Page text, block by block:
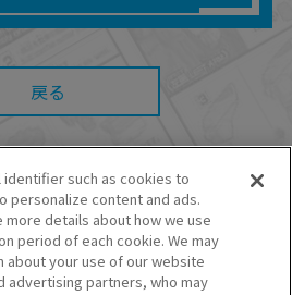
戻る
RIGHTS RESERVED.
ンライズ・MBS
SUNRISE・MBS
FREAK・TV Tokyo・ShoPro・JR Kikaku
identifier such as cookies to
personalize content and ads.
more details about how we use
period of each cookie. We may
about your use of our website
advertising partners, who may
たこと、または利用できな
利用者に何らかの損害が生じ
利用したことによって、利用
ットワークへの障害（コンピ
に起因する障害を含みま
スの内容・条件を予告なく変
とがあります。また当社
供を終了することがありま
にあたり、ウェブサイトご
の他別途当社が定める規約が
に従ってご利用ください。